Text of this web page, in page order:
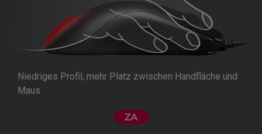
Niedriges Profil, mehr Platz zwischen Handfläche und
Maus